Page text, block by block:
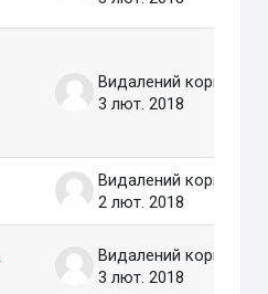
3 лют. 2018
2 лют. 2018
3 лют. 2018